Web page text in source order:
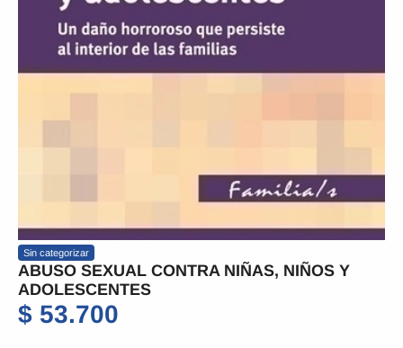
Sin categorizar
ABUSO SEXUAL CONTRA NIÑAS, NIÑOS Y
ADOLESCENTES
$ 53.700